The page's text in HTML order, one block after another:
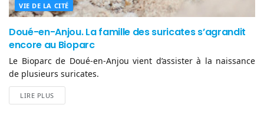
VIE DE LA CITÉ
Doué-en-Anjou. La famille des suricates s’agrandit
encore au Bioparc
Le Bioparc de Doué-en-Anjou vient d’assister à la naissance
de plusieurs suricates.
LIRE PLUS